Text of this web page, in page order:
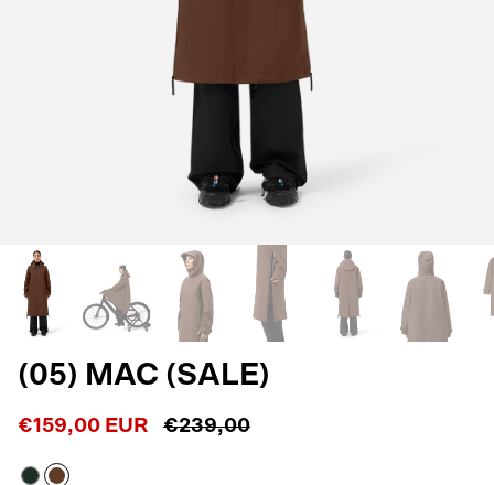
(05) MAC (SALE)
€159,00 EUR €239,00
DarkMacassar